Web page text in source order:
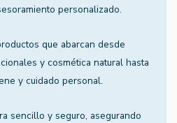
personalizado.
que abarcan desde
y cosmética natural hasta
y cuidado personal.
sencillo y seguro, asegurando